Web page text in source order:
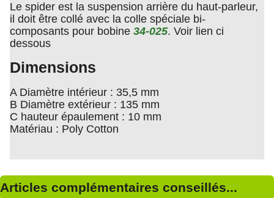
Le spider est la suspension arrière du haut-parleur,
il doit être collé avec la colle spéciale bi-
composants pour bobine 34-025. Voir lien ci
dessous
Dimensions
A Diamètre intérieur : 35,5 mm
B Diamètre extérieur : 135 mm
C hauteur épaulement : 10 mm
Matériau : Poly Cotton
Articles complémentaires conseillés...